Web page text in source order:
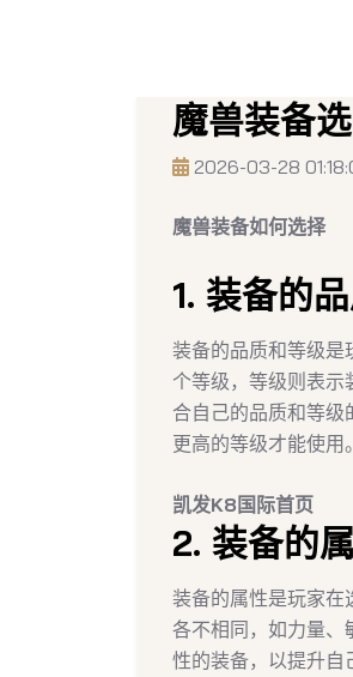
魔兽装备
2026-03-28
魔兽装备如何选择
1. 装备的
装备的品质和等级是
个等级，等级则表
合自己的品质和等
更高的等级才能使用。
凯发K8国际首页
2. 装备的
装备的属性是玩家
各不相同，如力量、
性的装备，以提升自